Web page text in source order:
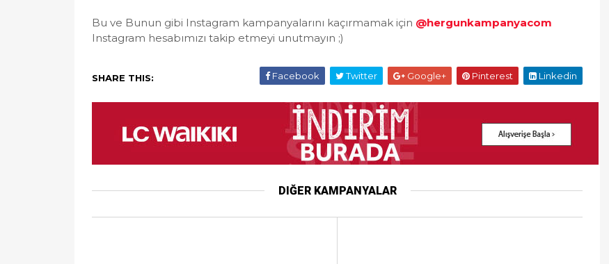
Bu ve Bunun gibi Instagram kampanyalarını kaçırmamak için @hergunkampanyacom
Instagram hesabımızı takip etmeyi unutmayın ;)
SHARE THIS: Facebook Twitter Google+ Pinterest Linkedin
DIĞER KAMPANYALAR